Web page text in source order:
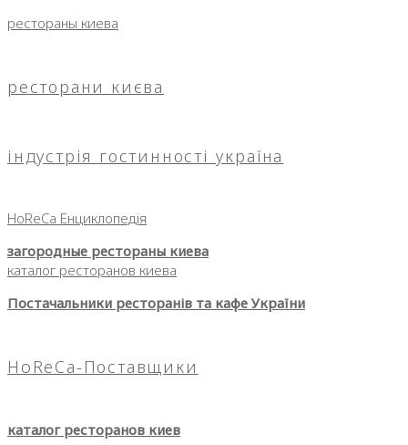
рестораны киева
ресторани києва
індустрія гостинності україна
HoReCa Енциклопедія
загородные рестораны киева
каталог ресторанов киева
Постачальники ресторанів та кафе України
HoReCa-Поставщики
каталог ресторанов киев